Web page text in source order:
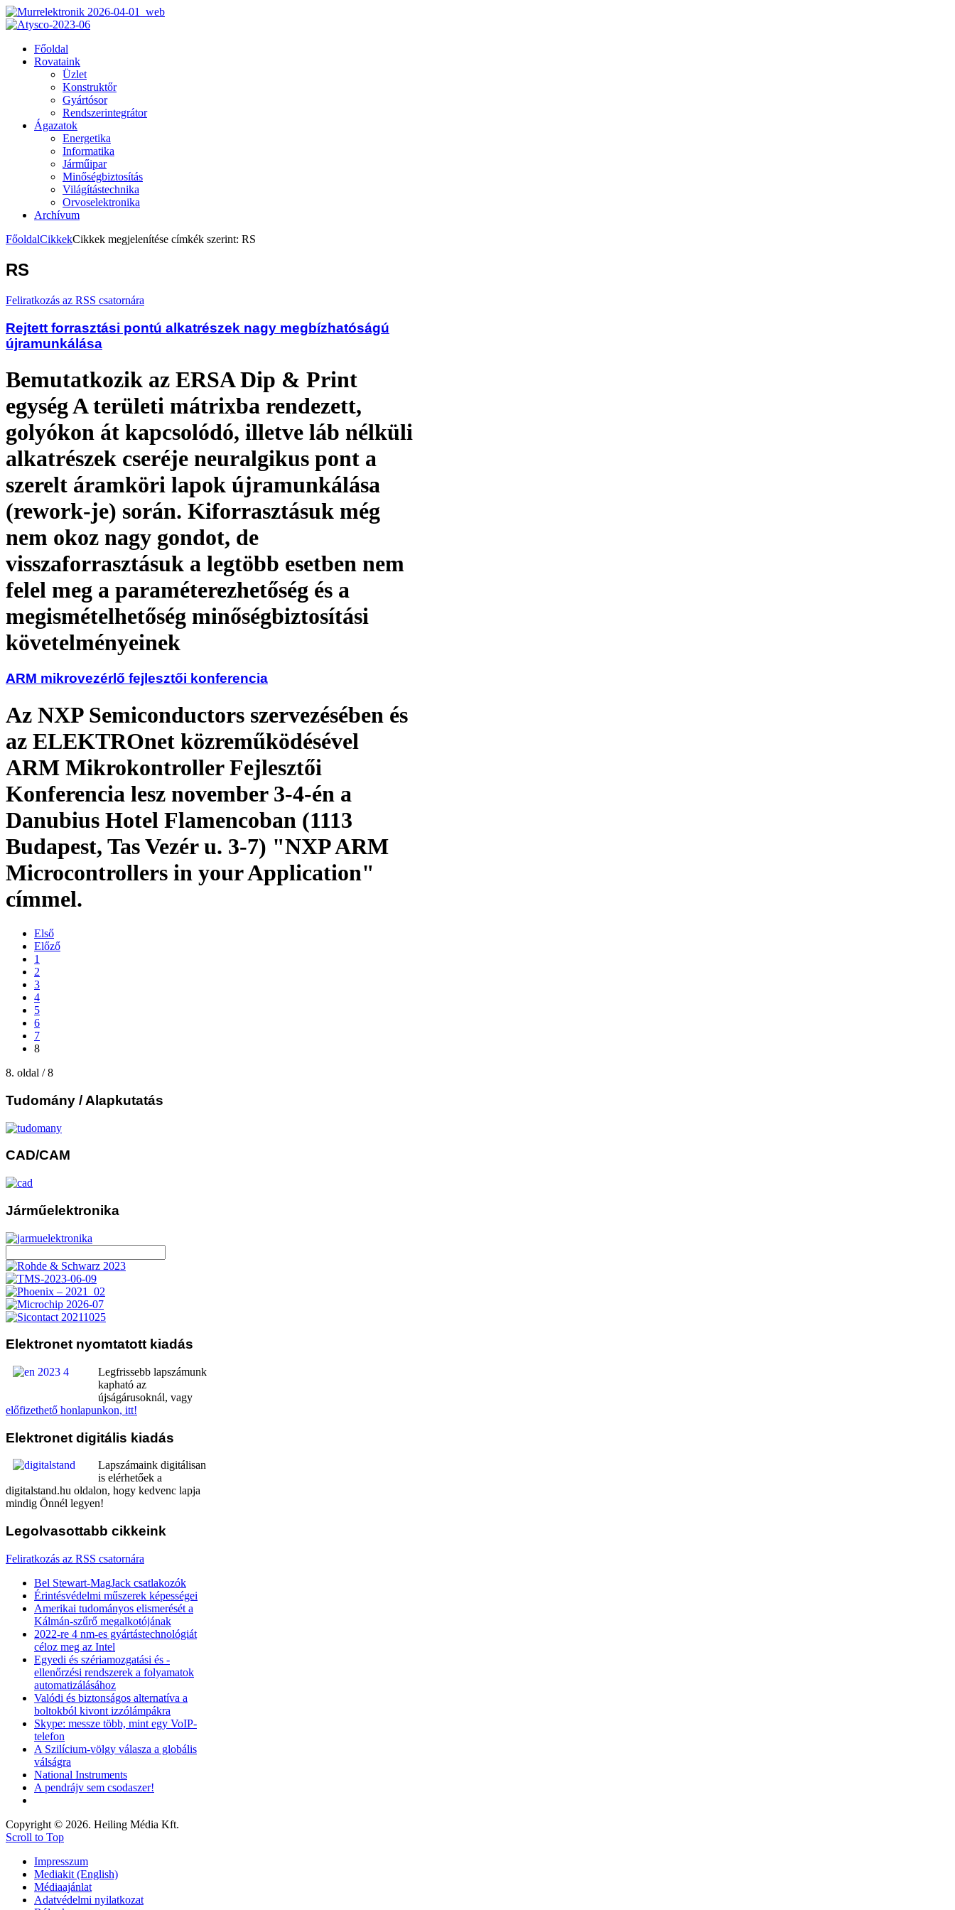
Főoldal
Rovataink
Üzlet
Konstruktőr
Gyártósor
Rendszerintegrátor
Ágazatok
Energetika
Informatika
Járműipar
Minőségbiztosítás
Világítástechnika
Orvoselektronika
Archívum
FőoldalCikkekCikkek megjelenítése címkék szerint: RS
RS
Feliratkozás az RSS csatornára
Rejtett forrasztási pontú alkatrészek nagy megbízhatóságú
újramunkálása
Bemutatkozik az ERSA Dip & Print
egység A területi mátrixba rendezett,
golyókon át kapcsolódó, illetve láb nélküli
alkatrészek cseréje neuralgikus pont a
szerelt áramköri lapok újramunkálása
(rework-je) során. Kiforrasztásuk még
nem okoz nagy gondot, de
visszaforrasztásuk a legtöbb esetben nem
felel meg a paraméterezhetőség és a
megismételhetőség minőségbiztosítási
követelményeinek
ARM mikrovezérlő fejlesztői konferencia
Az NXP Semiconductors szervezésében és
az ELEKTROnet közreműködésével
ARM Mikrokontroller Fejlesztői
Konferencia lesz november 3-4-én a
Danubius Hotel Flamencoban (1113
Budapest, Tas Vezér u. 3-7) "NXP ARM
Microcontrollers in your Application"
címmel.
Első
Előző
1
2
3
4
5
6
7
8
8. oldal / 8
Tudomány / Alapkutatás
CAD/CAM
Járműelektronika
Elektronet nyomtatott kiadás
Legfrissebb lapszámunk
kapható az
újságárusoknál, vagy
előfizethető honlapunkon, itt!
Elektronet digitális kiadás
Lapszámaink digitálisan
is elérhetőek a
digitalstand.hu oldalon, hogy kedvenc lapja
mindig Önnél legyen!
Legolvasottabb cikkeink
Feliratkozás az RSS csatornára
Bel Stewart-MagJack csatlakozók
Érintésvédelmi műszerek képességei
Amerikai tudományos elismerését a
Kálmán-szűrő megalkotójának
2022-re 4 nm-es gyártástechnológiát
céloz meg az Intel
Egyedi és szériamozgatási és -
ellenőrzési rendszerek a folyamatok
automatizálásához
Valódi és biztonságos alternatíva a
boltokból kivont izzólámpákra
Skype: messze több, mint egy VoIP-
telefon
A Szilícium-völgy válasza a globális
válságra
National Instruments
A pendrájv sem csodaszer!
Copyright © 2026. Heiling Média Kft.
Scroll to Top
Impresszum
Mediakit (English)
Médiaajánlat
Adatvédelmi nyilatkozat